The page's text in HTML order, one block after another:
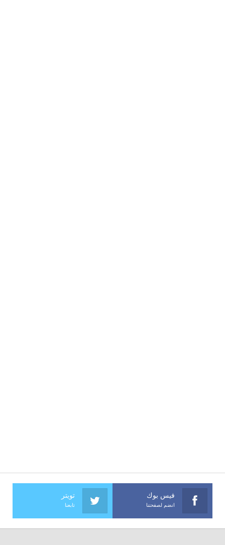
فيس بوك
انضم لصفحتنا
تويتر
تابعنا